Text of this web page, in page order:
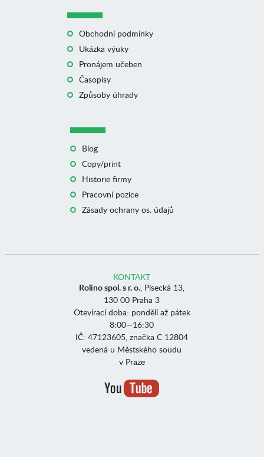
Obchodní podmínky
Ukázka výuky
Pronájem učeben
Časopisy
Způsoby úhrady
Blog
Copy/print
Historie firmy
Pracovní pozice
Zásady ochrany os. údajů
KONTAKT
Rolino spol. s r. o., Písecká 13,
130 00 Praha 3
Otevírací doba: pondělí až pátek
8:00—16:30
IČ: 47123605, značka C 12804
vedená u Městského soudu
v Praze